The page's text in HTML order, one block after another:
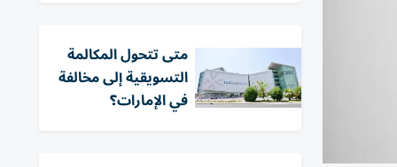
متى تتحول المكالمة
التسويقية إلى مخالفة
في الإمارات؟